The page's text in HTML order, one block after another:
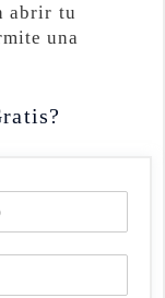
abrir tu
una